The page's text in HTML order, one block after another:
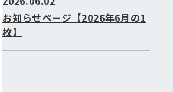
お知らせページ【2026年6月の1
枚】